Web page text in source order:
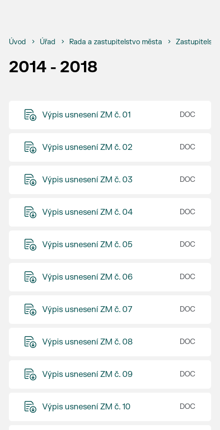
Úvod Úřad Rada a zastupitelstvo města
2014 - 2018
Výpis usnesení ZM č. 01
Výpis usnesení ZM č. 02
Výpis usnesení ZM č. 03
Výpis usnesení ZM č. 04
Výpis usnesení ZM č. 05
Výpis usnesení ZM č. 06
Výpis usnesení ZM č. 07
Výpis usnesení ZM č. 08
Výpis usnesení ZM č. 09
Výpis usnesení ZM č. 10